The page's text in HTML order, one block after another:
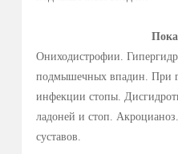
особенности человека
человека к
качество водопроводной
Материально-